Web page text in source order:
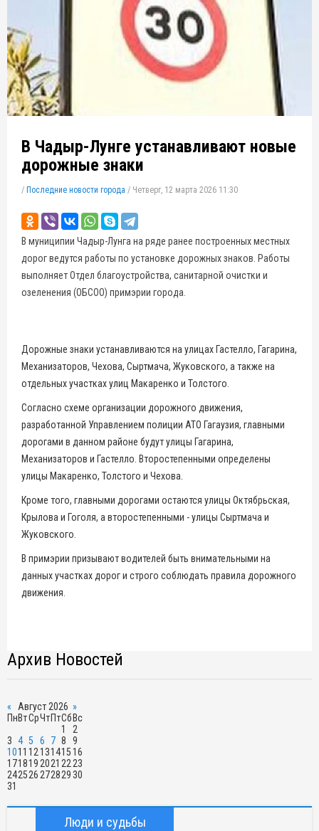
В Чадыр-Лунге устанавливают новые
дорожные знаки
/ Последние новости города / Четверг, 12 марта 2026 11:30
В муниципии Чадыр-Лунга на ряде ранее построенных местных
дорог ведутся работы по установке дорожных знаков. Работы
выполняет Отдел благоустройства, санитарной очистки и
озеленения (ОБСОО) примэрии города.
Дорожные знаки устанавливаются на улицах Гастелло, Гагарина,
Механизаторов, Чехова, Сыртмача, Жуковского, а также на
отдельных участках улиц Макаренко и Толстого.
Согласно схеме организации дорожного движения,
разработанной Управлением полиции АТО Гагаузия, главными
дорогами в данном районе будут улицы Гагарина,
Механизаторов и Гастелло. Второстепенными определены
улицы Макаренко, Толстого и Чехова.
Кроме того, главными дорогами остаются улицы Октябрьская,
Крылова и Гоголя, а второстепенными - улицы Сыртмача и
Жуковского.
В примэрии призывают водителей быть внимательными на
данных участках дорог и строго соблюдать правила дорожного
движения.
Архив Новостей
« Август 2026 »
ПнВтСрЧтПтСб Вс
1
2
3 4 5 6 7 8
9
1011 1213141516
171819 2021 22 23
242526 27282930
31
Люди и судьбы